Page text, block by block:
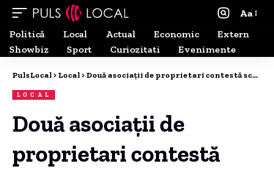
Aa
Politică
Local Actual Economic
Extern
Showbiz
Sport Curiozitati Evenimente
PulsLocal > Local > Două asociații de proprietari contestă schimbările planificate pentru zona Tomis 3: nu doresc noi clădiri sau reconfigurarea parcărilor.
LOCAL
Două asociații de
proprietari contestă